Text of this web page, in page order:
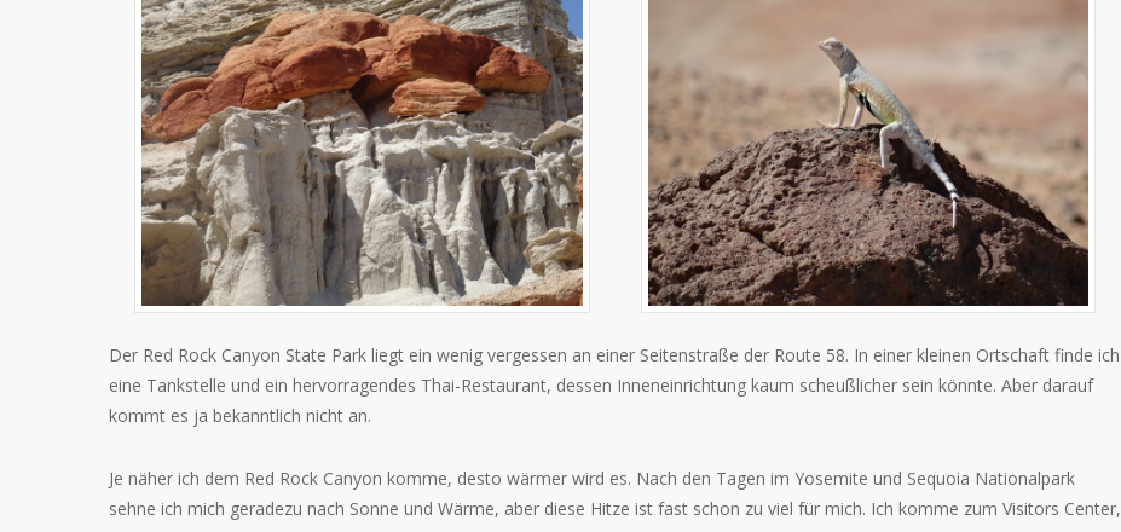
Der Red Rock Canyon State Park liegt ein wenig vergessen an einer Seitenstraße der Route 58. In einer kleinen Ortschaft finde ich
eine Tankstelle und ein hervorragendes Thai-Restaurant, dessen Inneneinrichtung kaum scheußlicher sein könnte. Aber darauf
kommt es ja bekanntlich nicht an.
Je näher ich dem Red Rock Canyon komme, desto wärmer wird es. Nach den Tagen im Yosemite und Sequoia Nationalpark
sehne ich mich geradezu nach Sonne und Wärme, aber diese Hitze ist fast schon zu viel für mich. Ich komme zum Visitors Center,